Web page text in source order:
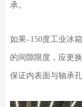
承。
如果–150度工业冰
的间隙限度，应更
保证内表面与轴承孔